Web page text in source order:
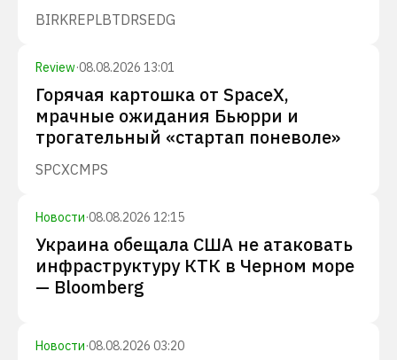
BIRKREPLBTDRSEDG
Review·08.08.2026 13:01
Горячая картошка от SpaceX,
мрачные ожидания Бьюрри и
трогательный «стартап поневоле»
SPCXCMPS
Новости·08.08.2026 12:15
Украина обещала США не атаковать
инфраструктуру КТК в Черном море
— Bloomberg
Новости·08.08.2026 03:20